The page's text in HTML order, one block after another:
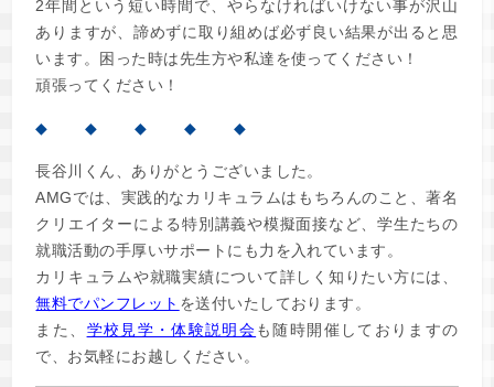
2年間という短い時間で、やらなければいけない事が沢山
ありますが、諦めずに取り組めば必ず良い結果が出ると思
います。困った時は先生方や私達を使ってください！
頑張ってください！
◆ ◆ ◆ ◆ ◆
長谷川くん、ありがとうございました。
AMGでは、実践的なカリキュラムはもちろんのこと、著名
クリエイターによる特別講義や模擬面接など、学生たちの
就職活動の手厚いサポートにも力を入れています。
カリキュラムや就職実績について詳しく知りたい方には、
無料でパンフレット を送付いたしております。
また、 学校見学・体験説明会も随時開催しておりますの
で、お気軽にお越しください。